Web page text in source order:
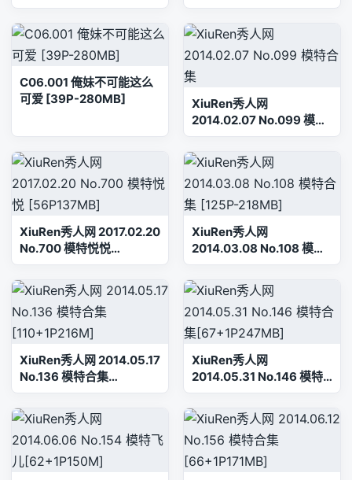
[65+1P717M]
C06.001 俺妹不可能这么
可爱 [39P-280MB]
XiuRen秀人网
2014.02.07 No.099 模特
合集
XiuRen秀人网 2017.02.20
No.700 模特悦悦
[56P137MB]
XiuRen秀人网
2014.03.08 No.108 模特
合集 [125P-218MB]
XiuRen秀人网 2014.05.17
No.136 模特合集
[110+1P216M]
XiuRen秀人网
2014.05.31 No.146 模特
合集[67+1P247MB]